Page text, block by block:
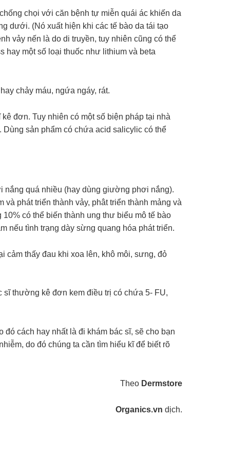
chọi với căn bệnh tự miễn quái ác khiến da
dưới. (Nó xuất hiện khi các tế bào da tái tạo
vảy nến là do di truyền, tuy nhiên cũng có thể
hay một số loại thuốc như lithium và beta
chảy máu, ngứa ngáy, rát.
đơn. Tuy nhiên có một số biện pháp tại nhà
sản phẩm có chứa acid salicylic có thể
nắng quá nhiều (hay dùng giường phơi nắng).
phát triển thành vảy, phât triển thành mảng và
có thể biến thành ung thư biểu mô tế bào
nếu tình trạng dày sừng quang hóa phát triển.
cảm thấy đau khi xoa lên, khô môi, sưng, đỏ
sĩ thường kê đơn kem điều trị có chứa 5- FU,
cách hay nhất là đi khám bác sĩ, sẽ cho bạn
do đó chúng ta cần tìm hiểu kĩ để biết rõ
Theo Dermstore
Organics.vn dịch.